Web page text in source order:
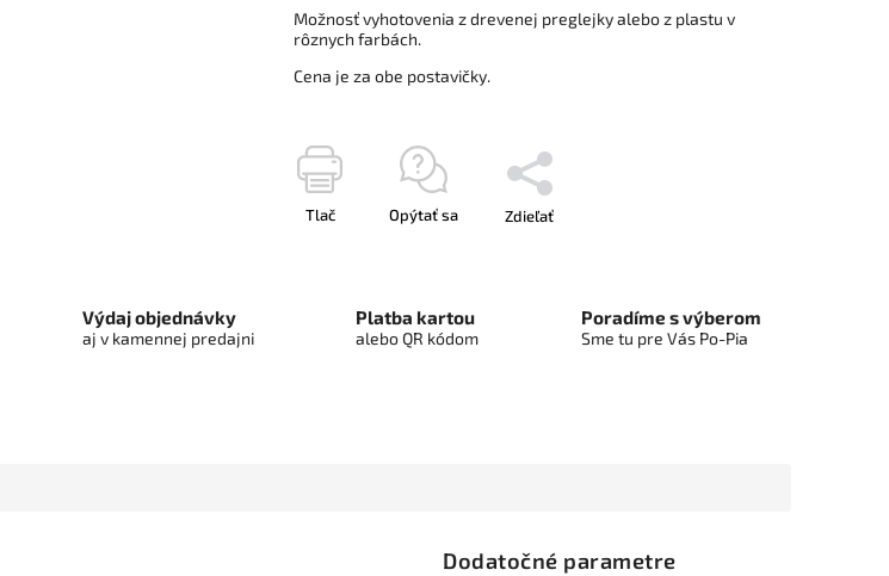
Možnosť vyhotovenia z drevenej preglejky alebo z plastu v
rôznych farbách.
Cena je za obe postavičky.
Tlač Opýtať sa Zdieľať
Výdaj objednávky
aj v kamennej predajni
Platba kartou
alebo QR kódom
Poradíme s výberom
Sme tu pre Vás Po-Pia
Dodatočné parametre